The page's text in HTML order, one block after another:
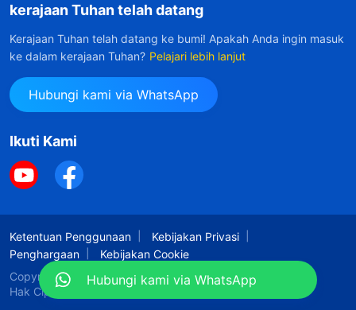
kerajaan Tuhan telah datang
Kerajaan Tuhan telah datang ke bumi! Apakah Anda ingin masuk
ke dalam kerajaan Tuhan? Pelajari lebih lanjut
Hubungi kami via WhatsApp
Ikuti Kami
Ketentuan Penggunaan
Kebijakan Privasi
Penghargaan
Kebijakan Cookie
Copyright © 2026Gereja Tuhan Yang Mahakuasa.
Hak Cipta Dilindungi Undang-Undang.
Hubungi kami via WhatsApp